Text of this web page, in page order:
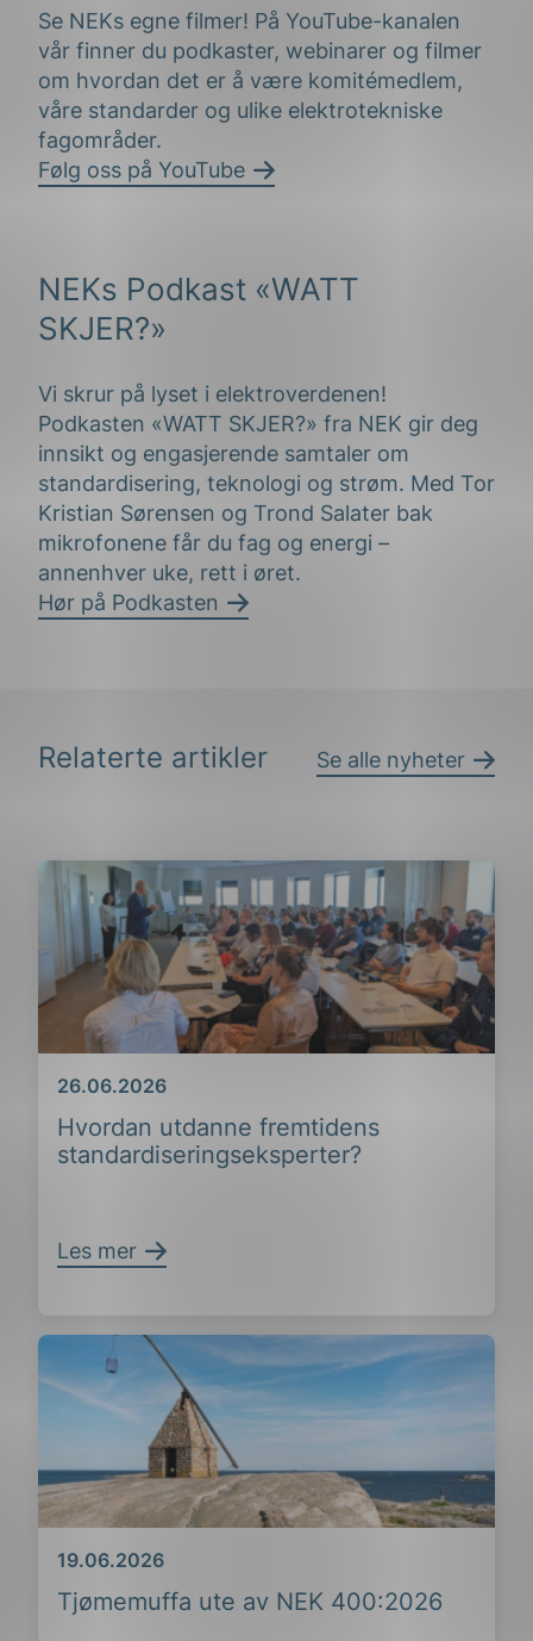
Se NEKs egne filmer! På YouTube-kanalen
vår finner du podkaster, webinarer og filmer
om hvordan det er å være komitémedlem,
våre standarder og ulike elektrotekniske
fagområder.
Følg oss på YouTube
NEKs Podkast «WATT
SKJER?»
Vi skrur på lyset i elektroverdenen!
Podkasten «WATT SKJER?» fra NEK gir deg
innsikt og engasjerende samtaler om
standardisering, teknologi og strøm. Med Tor
Kristian Sørensen og Trond Salater bak
mikrofonene får du fag og energi –
annenhver uke, rett i øret.
Hør på Podkasten
Relaterte artikler Se alle nyheter
Hvordan utdanne fremtidens
standardiseringseksperter?
Dato
26.06.2026
Les mer
Tjømemuffa ute av NEK 400:2026
Dato
19.06.2026